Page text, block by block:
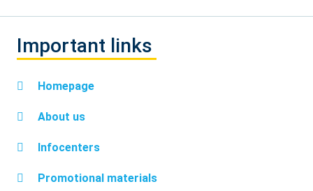
Important links
Homepage
About us
Infocenters
Promotional materials